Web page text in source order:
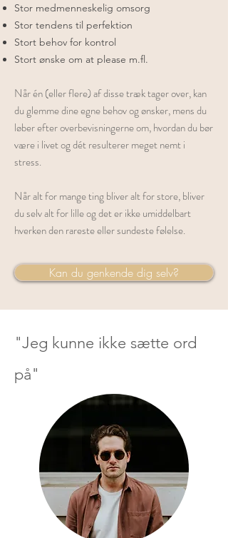
Stor medmenneskelig omsorg
Stor tendens til perfektion
Stort behov for kontrol
Stort ønske om at please m.fl.​
Når én (eller flere) af disse træk tager over, kan
du glemme dine egne behov og ønsker, mens du
løber efter overbevisningerne om, hvordan du bør
være i livet og dét resulterer meget nemt i
stress.
Når alt for mange ting bliver alt for store, bliver
du selv alt for lille og det er ikke umiddelbart
hverken den rareste eller sundeste følelse.
Kan du genkende dig selv?
"Jeg kunne ikke sætte ord
på"